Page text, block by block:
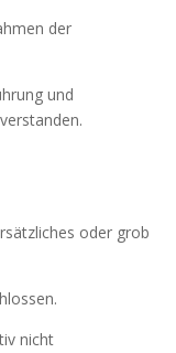
der
und
oder grob
nicht